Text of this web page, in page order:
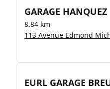
GARAGE HANQUEZ
8.84 km
EURL GARAGE